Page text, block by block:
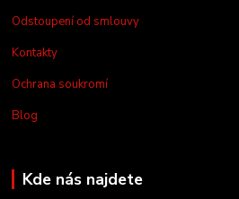
Odstoupení od smlouvy
Kontakty
Ochrana soukromí
Blog
Kde nás najdete